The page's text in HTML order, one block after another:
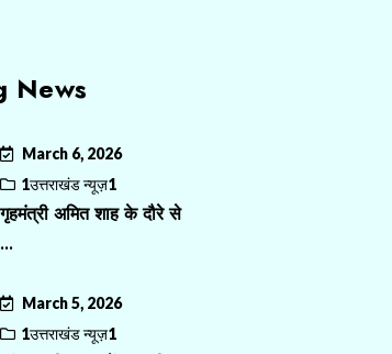
News
March 6, 2026
1उत्तराखंड न्यूज़1
गृहमंत्री अमित शाह के दौरे से
...
March 5, 2026
1उत्तराखंड न्यूज़1